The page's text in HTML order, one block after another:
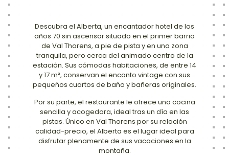
Descubra el Alberta, un encantador hotel de los
años 70 sin ascensor situado en el primer barrio
de Val Thorens, a pie de pista y en una zona
tranquila, pero cerca del animado centro de la
estación. Sus cómodas habitaciones, de entre 14
y 17 m², conservan el encanto vintage con sus
pequeños cuartos de baño y bañeras originales.
Por su parte, el restaurante le ofrece una cocina
sencilla y acogedora, ideal tras un día en las
pistas. Único en Val Thorens por su relación
calidad-precio, el Alberta es el lugar ideal para
disfrutar plenamente de sus vacaciones en la
montaña.